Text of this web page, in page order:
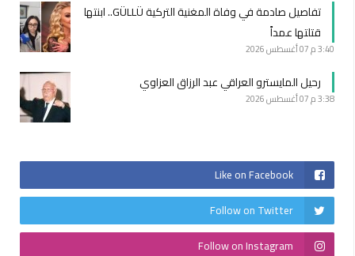
تفاصيل صادمة في وفاة المغنية التركية GÜLLÜ.. ابنتها
قتلتها عمداً
3:40 م 07 أغسطس 2026
رحيل المايسترو العراقي عبد الرزاق العزاوي
3:38 م 07 أغسطس 2026
Like on Facebook
Follow on Twitter
Follow on Instagram